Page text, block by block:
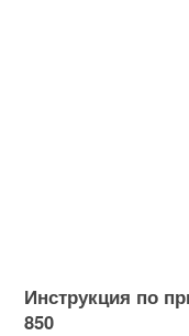
Инструкция по
850